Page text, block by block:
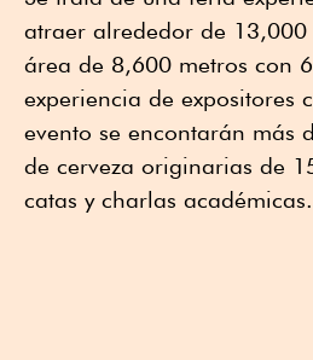
atraer alrededor de 13,000
área de 8,600 metros con
experiencia de expositores
evento se encontarán más
de cerveza originarias de
catas y charlas académicas.